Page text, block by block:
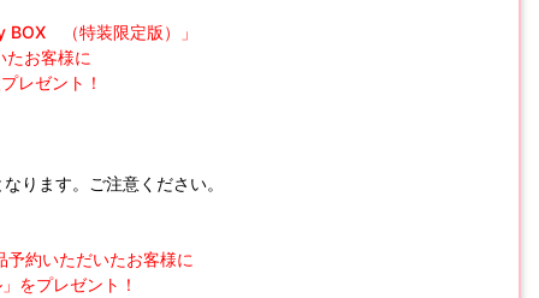
（特装限定版）」
お客様に
レゼント！
ります。ご注意ください。
約いただいたお客様に
」をプレゼント！